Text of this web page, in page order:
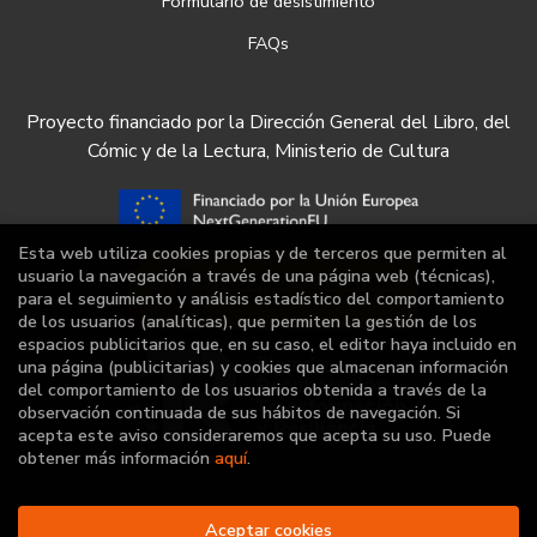
FAQs
Proyecto financiado por la Dirección General del Libro, del
Cómic y de la Lectura, Ministerio de Cultura
Librería Deportiva. Todos los Derechos
Esta web utiliza cookies propias y de terceros que permiten al
usuario la navegación a través de una página web (técnicas),
para el seguimiento y análisis estadístico del comportamiento
de los usuarios (analíticas), que permiten la gestión de los
espacios publicitarios que, en su caso, el editor haya incluido en
una página (publicitarias) y cookies que almacenan información
del comportamiento de los usuarios obtenida a través de la
observación continuada de sus hábitos de navegación. Si
acepta este aviso consideraremos que acepta su uso. Puede
obtener más información aquí.
Aceptar cookies